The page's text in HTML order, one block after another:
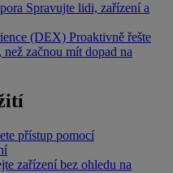
Spravujte lidi, zařízení a
(DEX) Proaktivně řešte
začnou mít dopad na
přístup pomocí
zařízení bez ohledu na